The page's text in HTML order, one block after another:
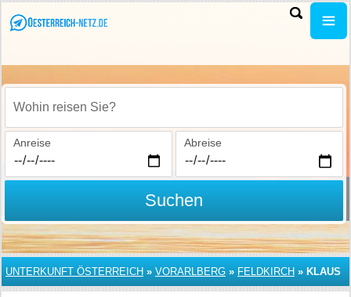
Wohin reisen Sie?
Anreise Abreise
Suchen
UNTERKUNFT ÖSTERREICH » VORARLBERG » FELDKIRCH » KLAUS